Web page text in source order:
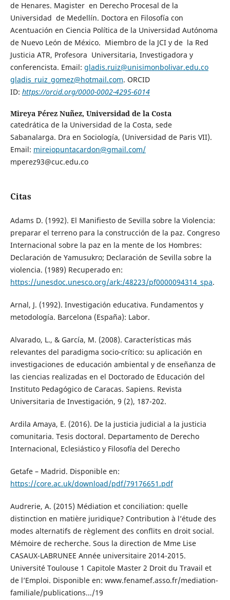
de Henares. Magister en Derecho Procesal de la
Universidad de Medellín. Doctora en Filosofía con
Acentuación en Ciencia Política de la Universidad Autónoma
de Nuevo León de México. Miembro de la JCI y de la Red
Justicia ATR, Profesora Universitaria, Investigadora y
conferencista. Email: gladis.ruiz@unisimonbolivar.edu.co
gladis_ruiz_gomez@hotmail.com. ORCID
ID: https://orcid.org/0000-0002-4295-6014
Mireya Pérez Nuñez, Universidad de la Costa
catedrática de la Universidad de la Costa, sede
Sabanalarga. Dra en Sociología, (Universidad de Paris VII).
Email: mireiopuntacardon@gmail.com/
mperez93@cuc.edu.co
Citas
Adams D. (1992). El Manifiesto de Sevilla sobre la Violencia:
preparar el terreno para la construcción de la paz. Congreso
Internacional sobre la paz en la mente de los Hombres:
Declaración de Yamusukro; Declaración de Sevilla sobre la
violencia. (1989) Recuperado en:
https://unesdoc.unesco.org/ark:/48223/pf0000094314_spa.
Arnal, J. (1992). Investigación educativa. Fundamentos y
metodología. Barcelona (España): Labor.
Alvarado, L., & García, M. (2008). Características más
relevantes del paradigma socio-crítico: su aplicación en
investigaciones de educación ambiental y de enseñanza de
las ciencias realizadas en el Doctorado de Educación del
Instituto Pedagógico de Caracas. Sapiens. Revista
Universitaria de Investigación, 9 (2), 187-202.
Ardila Amaya, E. (2016). De la justicia judicial a la justicia
comunitaria. Tesis doctoral. Departamento de Derecho
Internacional, Eclesiástico y Filosofía del Derecho
Getafe – Madrid. Disponible en:
https://core.ac.uk/download/pdf/79176651.pdf
Audrerie, A. (2015) Médiation et conciliation: quelle
distinction en matière juridique? Contribution à l’étude des
modes alternatifs de règlement des conflits en droit social.
Mémoire de recherche. Sous la direction de Mme Lise
CASAUX-LABRUNEE Année universitaire 2014-2015.
Université Toulouse 1 Capitole Master 2 Droit du Travail et
de l’Emploi. Disponible en: www.fenamef.asso.fr/mediation-
familiale/publications.../19